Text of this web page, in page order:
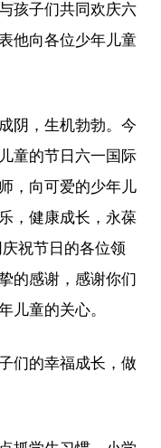
孩子们共同欢庆六
他向各位少年儿童
阴，生机勃勃。今
童的节日六一国际
，向可爱的少年儿
，健康成长，永葆
祝节日的各位领
的感谢，感谢你们
儿童的关心。
们的幸福成长，做